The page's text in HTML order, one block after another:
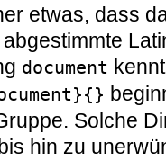
etwas, dass
document
Solche
hin zu